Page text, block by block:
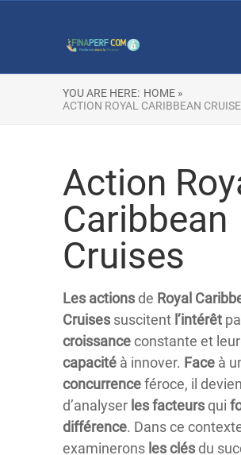
YOU ARE HERE: HOME »
ACTION ROYAL CARIBBEAN
Action
Caribbean
Cruises
Les actions de Royal
Cruises suscitent l’intérêt
croissanceconstante et leur
capacité à innover. Face à
concurrenceféroce, il
d’analyser lesfacteurs qui
différence. Dans ce
examinerons lesclés du